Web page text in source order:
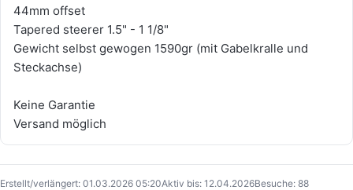
44mm offset
Tapered steerer 1.5" - 1 1/8"
Gewicht selbst gewogen 1590gr (mit Gabelkralle und
Steckachse)
Keine Garantie
Versand möglich
Erstellt/verlängert: 01.03.2026 05:20Aktiv bis: 12.04.2026Besuche: 88